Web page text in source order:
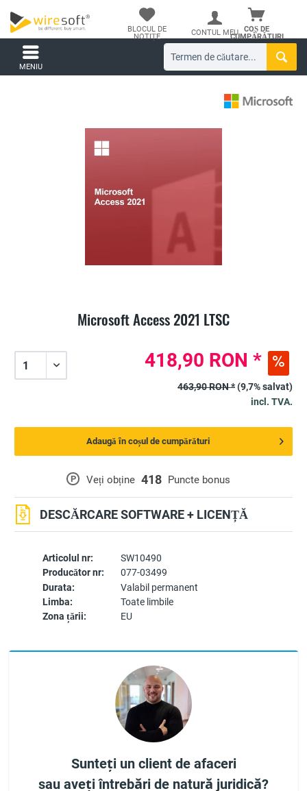
COȘ DE
CUMPĂRĂTURI
BLOCUL DE
NOTIȚE
CONTUL MEU
MENIU
Microsoft Access 2021 LTSC
Articolul nr:
SW10490
Producător nr:
077-03499
Durata:
Valabil permanent
Limba:
Toate limbile
Zona țării:
EU
P Veți obține 418 Puncte bonus
DESCĂRCARE SOFTWARE + LICENȚĂ
418,90 RON *
463,90 RON *(9,7% salvat)
incl. TVA.
Adaugă în coșul de cumpărături
Sunteți un client de afaceri
sau aveți întrebări de natură juridică?